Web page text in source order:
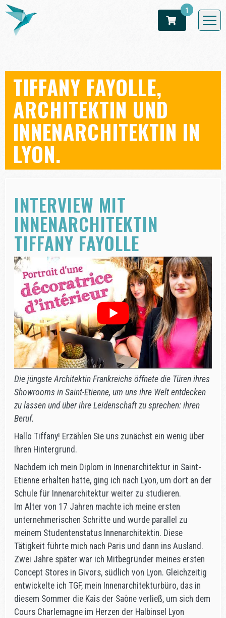
1
TIFFANY FAYOLLE,
ARCHITEKTIN UND
INNENARCHITEKTIN IN
LYON.
INTERVIEW MIT
INNENARCHITEKTIN
TIFFANY FAYOLLE
Die jüngste Architektin Frankreichs öffnete die Türen ihres
Showrooms in Saint-Etienne, um uns ihre Welt entdecken
zu lassen und über ihre Leidenschaft zu sprechen: ihren
Beruf.
Hallo Tiffany! Erzählen Sie uns zunächst ein wenig über
Ihren Hintergrund.
Nachdem ich mein Diplom in Innenarchitektur in Saint-
Etienne erhalten hatte, ging ich nach Lyon, um dort an der
Schule für Innenarchitektur weiter zu studieren.
Im Alter von 17 Jahren machte ich meine ersten
unternehmerischen Schritte und wurde parallel zu
meinem Studentenstatus Innenarchitektin. Diese
Tätigkeit führte mich nach Paris und dann ins Ausland.
Zwei Jahre später war ich Mitbegründer meines ersten
Concept Stores in Givors, südlich von Lyon. Gleichzeitig
entwickelte ich TGF, mein Innenarchitekturbüro, das in
diesem Sommer die Kais der Saône verließ, um sich dem
Cours Charlemagne im Herzen der Halbinsel Lyon